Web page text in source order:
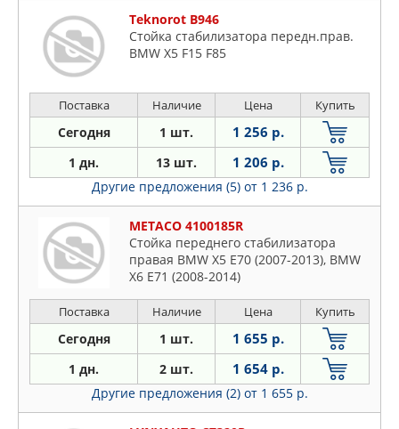
Teknorot B946
Стойка стабилизатора передн.прав.
BMW X5 F15 F85
Поставка Наличие Цена Купить
Сегодня 1 шт. 1 256 р.
1 дн. 13 шт. 1 206 р.
Другие предложения (5) от 1 236 р.
METACO 4100185R
Стойка переднего стабилизатора
правая BMW X5 E70 (2007-2013), BMW
X6 E71 (2008-2014)
Поставка Наличие Цена Купить
Сегодня 1 шт. 1 655 р.
1 дн. 2 шт. 1 654 р.
Другие предложения (2) от 1 655 р.